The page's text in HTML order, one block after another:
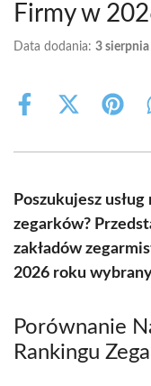
Firmy w
Data dodania: 3 sierpnia
Share
Share
(Twitter)
Share
Poszukujesz
zegarków?
zakładów
2026 roku
Porównanie
Rankingu